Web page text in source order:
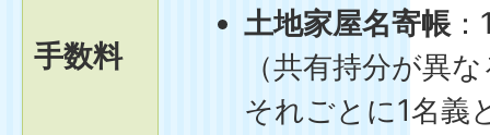
手数料
土地家屋名寄帳
（共有持分が異
それごとに1名義